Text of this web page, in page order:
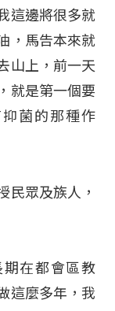
這邊將很多就
，馬告本來就
山上，前一天
就是第一個要
菌的那種作
民眾及族人，
在都會區教
這麼多年，我